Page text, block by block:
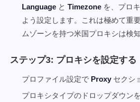
Language と Timezone を、プロ
よう設定します。これは極めて重
ムゾーンを持つ米国プロキシは検
ステップ3: プロキシを設定する
プロファイル設定で Proxy セクシ
プロキシタイプのドロップダウン